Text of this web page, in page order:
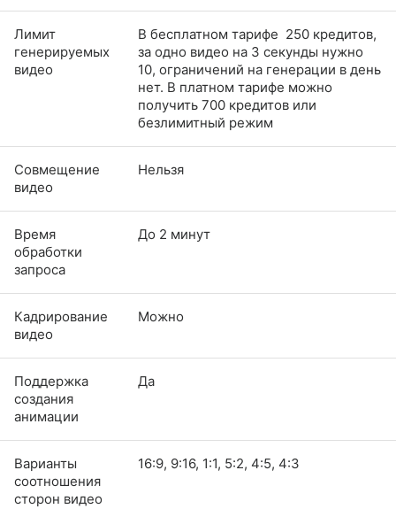
Лимит
генерируемых
видео
В бесплатном тарифе 250 кредитов,
за одно видео на 3 секунды нужно
10, ограничений на генерации в день
нет. В платном тарифе можно
получить 700 кредитов или
безлимитный режим
Совмещение
видео
Нельзя
Время
обработки
запроса
До 2 минут
Кадрирование
видео
Можно
Поддержка
создания
анимации
Да
Варианты
соотношения
сторон видео
16:9, 9:16, 1:1, 5:2, 4:5, 4:3